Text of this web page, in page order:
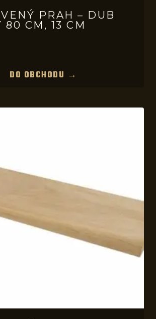
PRAH – DUB
80 CM, 13 CM
DO OBCHODU →